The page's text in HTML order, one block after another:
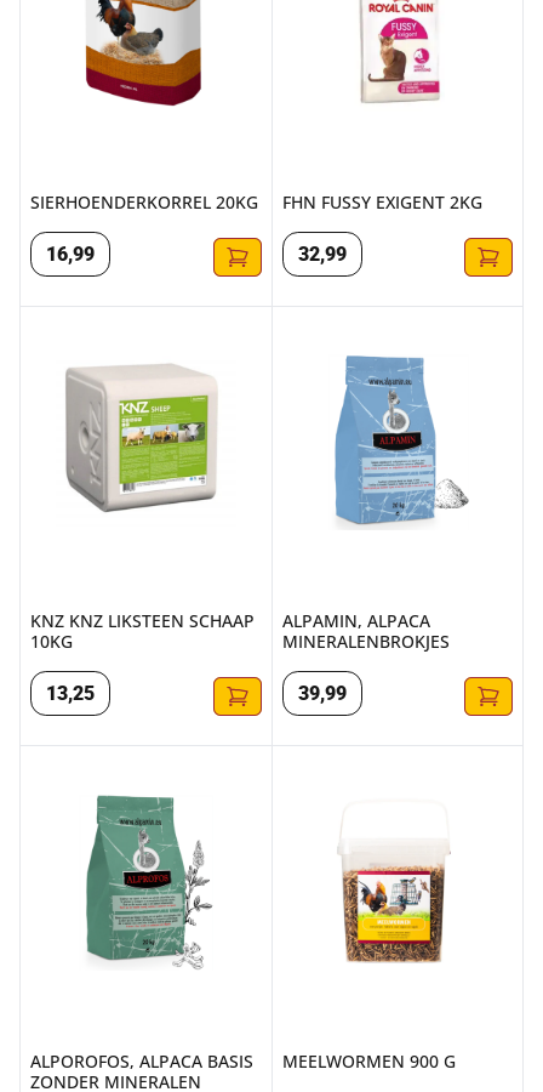
SIERHOENDERKORREL 20KG
16,99
FHN FUSSY EXIGENT 2KG
32,99
KNZ KNZ LIKSTEEN SCHAAP
10KG
13,25
ALPAMIN, ALPACA
MINERALENBROKJES
39,99
ALPOROFOS, ALPACA BASIS
ZONDER MINERALEN
MEELWORMEN 900 G